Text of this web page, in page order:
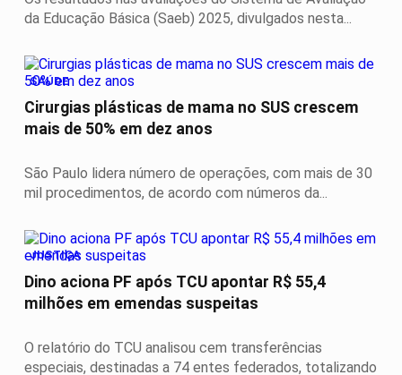
da Educação Básica (Saeb) 2025, divulgados nesta...
SAÚDE
Cirurgias plásticas de mama no SUS crescem
mais de 50% em dez anos
São Paulo lidera número de operações, com mais de 30
mil procedimentos, de acordo com números da...
JUSTIÇA
Dino aciona PF após TCU apontar R$ 55,4
milhões em emendas suspeitas
O relatório do TCU analisou cem transferências
especiais, destinadas a 74 entes federados, totalizando